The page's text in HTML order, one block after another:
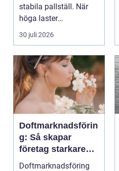
stabila pallställ. När
höga laster
kombineras med
trucktraf...
30 juli 2026
Doftmarknadsförin
g: Så skapar
företag starkare
kundupplevelser
Doftmarknadsföring